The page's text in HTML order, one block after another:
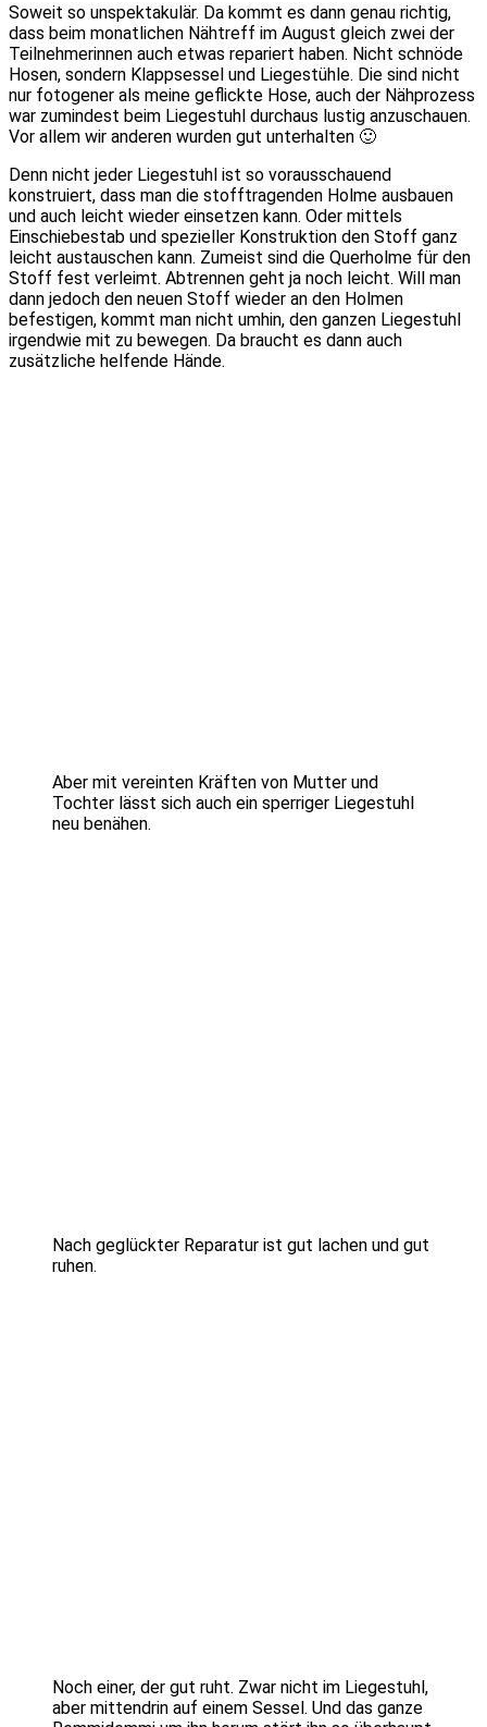
Soweit so unspektakulär. Da kommt es dann genau richtig,
dass beim monatlichen Nähtreff im August gleich zwei der
Teilnehmerinnen auch etwas repariert haben. Nicht schnöde
Hosen, sondern Klappsessel und Liegestühle. Die sind nicht
nur fotogener als meine geflickte Hose, auch der Nähprozess
war zumindest beim Liegestuhl durchaus lustig anzuschauen.
Vor allem wir anderen wurden gut unterhalten 🙂
Denn nicht jeder Liegestuhl ist so vorausschauend
konstruiert, dass man die stofftragenden Holme ausbauen
und auch leicht wieder einsetzen kann. Oder mittels
Einschiebestab und spezieller Konstruktion den Stoff ganz
leicht austauschen kann. Zumeist sind die Querholme für den
Stoff fest verleimt. Abtrennen geht ja noch leicht. Will man
dann jedoch den neuen Stoff wieder an den Holmen
befestigen, kommt man nicht umhin, den ganzen Liegestuhl
irgendwie mit zu bewegen. Da braucht es dann auch
zusätzliche helfende Hände.
Aber mit vereinten Kräften von Mutter und
Tochter lässt sich auch ein sperriger Liegestuhl
neu benähen.
Nach geglückter Reparatur ist gut lachen und gut
ruhen.
Noch einer, der gut ruht. Zwar nicht im Liegestuhl,
aber mittendrin auf einem Sessel. Und das ganze